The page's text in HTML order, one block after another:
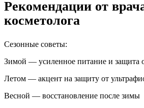
Рекомендации от
косметолога
Сезонные советы:
Зимой — усиленное питание и защита
Летом — акцент на защиту от
Весной — восстановление после зимы